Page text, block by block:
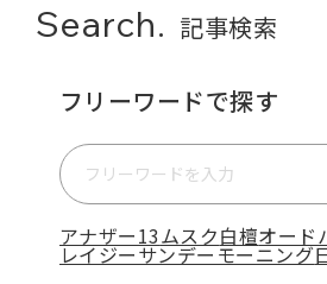
Search. 記事検索
フリーワードで探す
アナザー13ムスク白檀オード
レイジーサンデーモーニング